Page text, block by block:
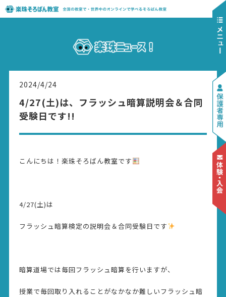
2024/4/24
4/27(土)は、フラッシュ暗算説明会＆合同
受験日です!!
こんにちは！楽珠そろばん教室です
4/27(土)は
フラッシュ暗算検定の説明会＆合同受験日です
暗算道場では毎回フラッシュ暗算を行いますが、
授業で毎回取り入れることがなかなか難しいフラッシュ暗